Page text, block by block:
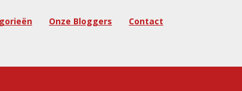
Onze Bloggers Contact